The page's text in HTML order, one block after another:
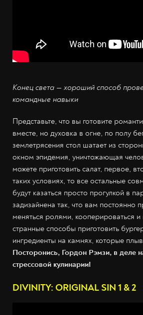
Конец света — хороший способ
командные навыки
Представьте, что вы готовите
вместе, но духовка в огне, по полу
землетрясения стол шатает из
окном эпидемия, уничтожающая
можете приготовить салат, первое,
таких условиях, то все остальные
будут казаться просто прогулкой в
задизайнена так, что вам постоянно
меняться ролями, кооперироваться
странные способы приготовить
ингредиенты на камнях, которые
Посторонись, Гордон Рэмзи, в деле
стрессовой кулинарии!
DIVINITY: ORIGINAL SIN 1 & 2